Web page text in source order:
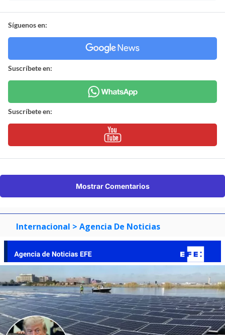
Síguenos en:
Suscríbete en:
Suscríbete en:
Mostrar Comentarios
Internacional > Agencia De Noticias